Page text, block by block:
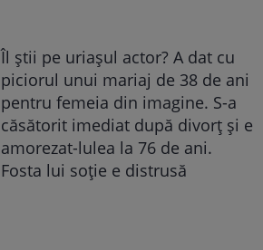
Îl știi pe uriașul actor? A dat cu
piciorul unui mariaj de 38 de ani
pentru femeia din imagine. S-a
căsătorit imediat după divorț și e
amorezat-lulea la 76 de ani.
Fosta lui soție e distrusă